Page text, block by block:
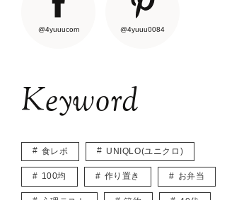
@4yuuucom @4yuuu0084
Keyword
食レポ UNIQLO(ユニクロ)
100均 作り置き お弁当